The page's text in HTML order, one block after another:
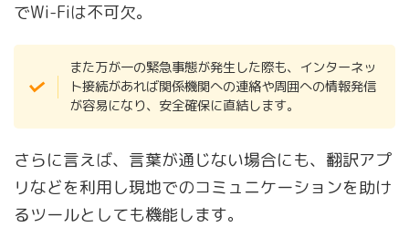
でWi-Fiは不可欠。
また万が一の緊急事態が発生した際も、インターネッ
ト接続があれば関係機関への連絡や周囲への情報発信
が容易になり、安全確保に直結します。
さらに言えば、言葉が通じない場合にも、翻訳アプ
リなどを利用し現地でのコミュニケーションを助け
るツールとしても機能します。